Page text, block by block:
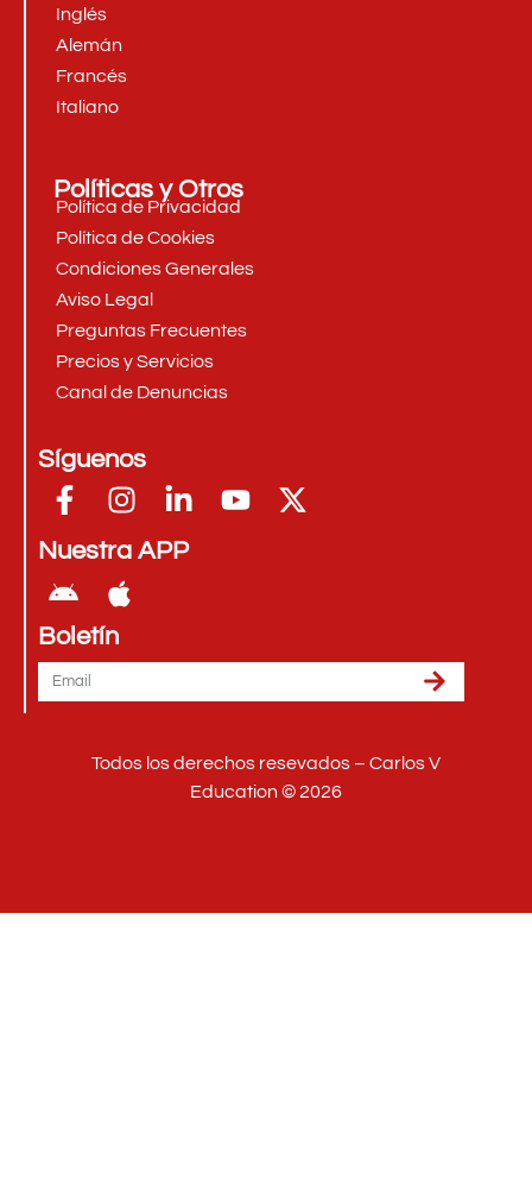
Inglés
Alemán
Francés
Italiano
Políticas y Otros
Política de Privacidad
Política de Cookies
Condiciones Generales
Aviso Legal
Preguntas Frecuentes
Precios y Servicios
Canal de Denuncias
Síguenos
Nuestra APP
Boletín
Todos los derechos resevados – Carlos V
Education © 2026